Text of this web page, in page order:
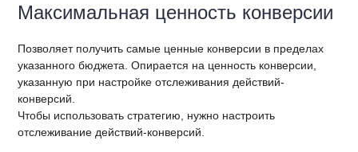
Максимальная ценность конверсии
Позволяет получить самые ценные конверсии в пределах
указанного бюджета. Опирается на ценность конверсии,
указанную при настройке отслеживания действий-
конверсий.
Чтобы использовать стратегию, нужно настроить
отслеживание действий-конверсий.